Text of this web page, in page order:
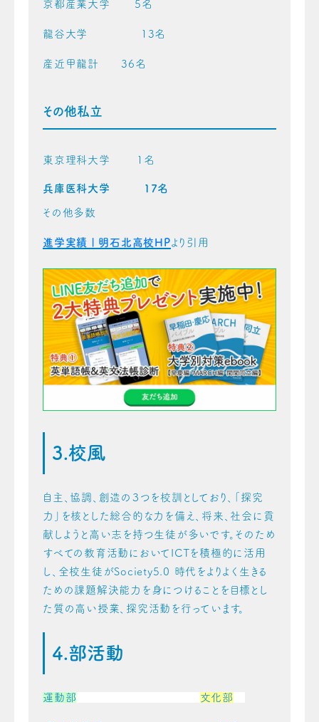
京都産業大学 5名
龍谷大学 13名
産近甲龍計 36名
その他私立
東京理科大学 1名
兵庫医科大学 17名
その他多数
進学実績 | 明石北高校HPより引用
3.校風
自主、協調、創造の３つを校訓としており、「探究
力」を核とした総合的な力を備え、将来、社会に貢
献しようと高い志を持つ生徒が多いです。そのため
すべての教育活動においてICTを積極的に活用
し、全校生徒がSociety5.0 時代をよりよく生きる
ための課題解決能力を身につけることを目標とし
た質の高い授業、探究活動を行っています。
4.部活動
運動部 文化部